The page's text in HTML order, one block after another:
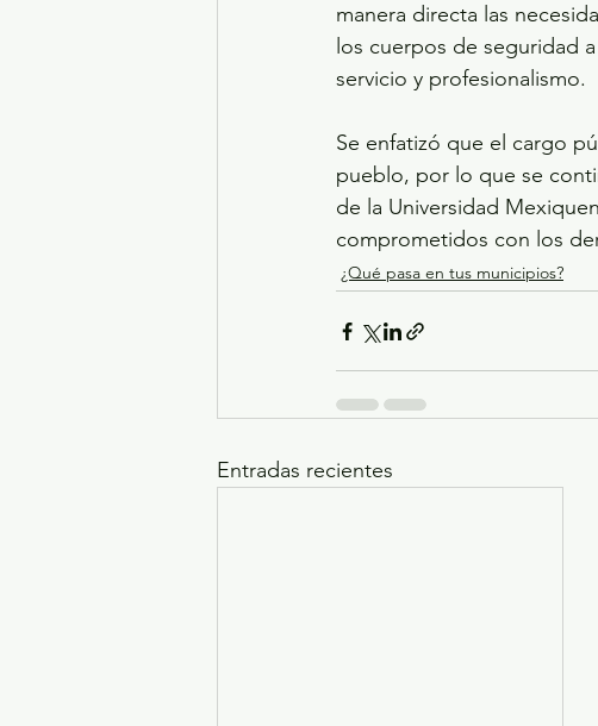
manera directa las
los cuerpos de seguridad
servicio y profesionalismo.
Se enfatizó que el cargo
pueblo, por lo que se
de la Universidad
comprometidos con los
¿Qué pasa en tus municipios?
Entradas recientes